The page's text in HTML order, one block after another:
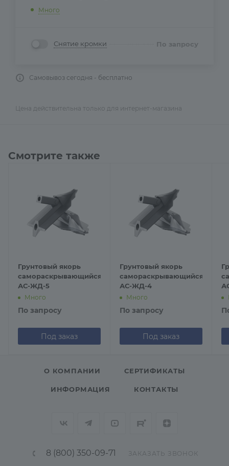
Много
Снятие кромки По запросу
Самовывоз сегодня - бесплатно
Цена действительна только для интернет-магазина
Смотрите также
Грунтовый якорь
самораскрывающийся
АС-ЖД-5
Много
По запросу
Под заказ
Грунтовый якорь
самораскрывающийся
АС-ЖД-4
Много
По запросу
Под заказ
О КОМПАНИИ СЕРТИФИКАТЫ
ИНФОРМАЦИЯ КОНТАКТЫ
8 (800) 350-09-71 ЗАКАЗАТЬ ЗВОНОК